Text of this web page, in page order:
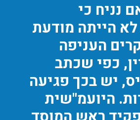
נניח כי
הייתה מודעת
העניפה
כפי שכתב
יש בכך פגיעה
היועמ"שית